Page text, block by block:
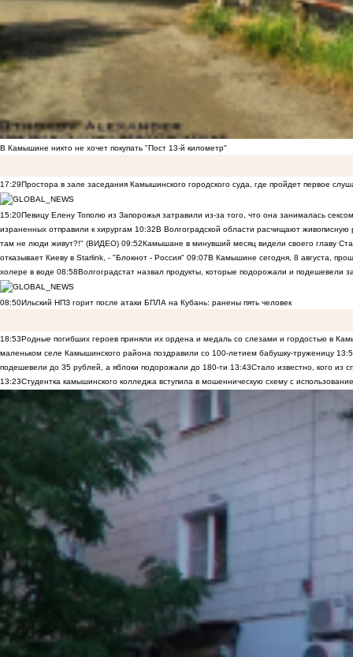
В Камышине никто не хочет покупать "Пост 13-й километр"
17:29Простора в зале заседания Камышинского городского суда, где пройдет первое
15:20Певицу Елену Тополю из Запорожья затравили из-за того, что она занималась
израненных отправили к хирургам 10:32В Волгоградской области расчищают
там не люди живут?!" (ВИДЕО) 09:52Камышане в минувший месяц видели своего главу
отказывает Киеву в Starlink, - "Блокнот - Россия" 09:07В Камышине сегодня, 8 августа,
холере в воде 08:58Волгоградстат назвал продукты, которые подорожали и подешевели
08:50Ильский НПЗ горит после атаки БПЛА на Кубань: ранены пять человек
18:53Родные погибших героев приняли их ордена и медаль со слезами и гордостью в
маленьком селе Камышинского района поздравили со 100-летием бабушку-труженицу
подешевели до 35 рублей, а яблоки подорожали до 180-ти 13:43Стало известно, кого из
13:23Студентка камышинского колледжа вступила в мошенническую схему с